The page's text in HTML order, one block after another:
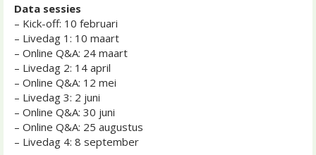
Data sessies
– Kick-off: 10 februari
– Livedag 1: 10 maart
– Online Q&A: 24 maart
– Livedag 2: 14 april
– Online Q&A: 12 mei
– Livedag 3: 2 juni
– Online Q&A: 30 juni
– Online Q&A: 25 augustus
– Livedag 4: 8 september